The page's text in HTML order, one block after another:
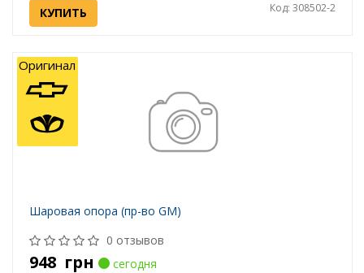
КУПИТЬ Код: 308502-2
Шаровая опора (пр-во GM)
0 отзывов
948 грн
сегодня
Оригинал